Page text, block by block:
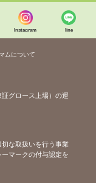
Instagram line
ムについて
グロース上場）の運
な取扱いを行う事業
マークの付与認定を